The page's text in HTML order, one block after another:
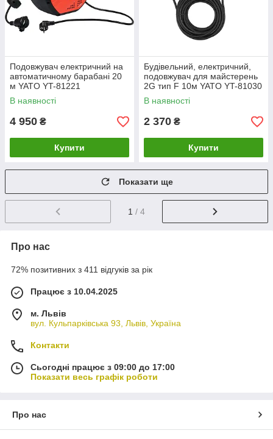
Подовжувач електричний на
автоматичному барабані 20
м YATO YT-81221
В наявності
4 950 ₴
Купити
Будівельний, електричний,
подовжувач для майстерень
2G тип F 10м YATO YT-81030
В наявності
2 370 ₴
Купити
Показати ще
1 / 4
Про нас
72% позитивних з 411 відгуків за рік
Працює з 10.04.2025
м. Львів
вул. Кульпарківська 93, Львів, Україна
Контакти
Сьогодні працює з 09:00 до 17:00
Показати весь графік роботи
Про нас